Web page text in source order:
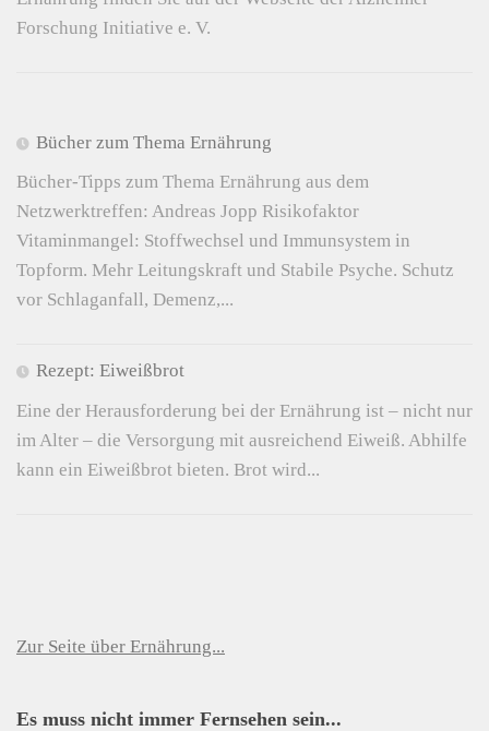
Forschung Initiative e. V.
Bücher zum Thema Ernährung
Bücher-Tipps zum Thema Ernährung aus dem
Netzwerktreffen: Andreas Jopp Risikofaktor
Vitaminmangel: Stoffwechsel und Immunsystem in
Topform. Mehr Leitungskraft und Stabile Psyche. Schutz
vor Schlaganfall, Demenz,...
Rezept: Eiweißbrot
Eine der Herausforderung bei der Ernährung ist – nicht nur
im Alter – die Versorgung mit ausreichend Eiweiß. Abhilfe
kann ein Eiweißbrot bieten. Brot wird...
Zur Seite über Ernährung...
Es muss nicht immer Fernsehen sein...